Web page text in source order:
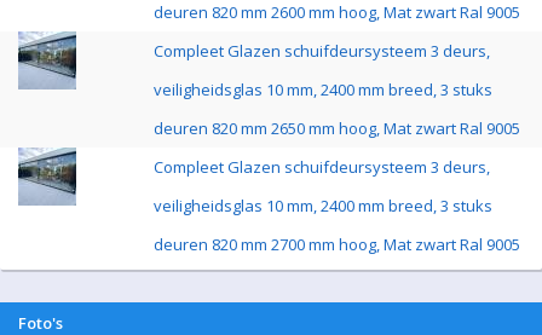
deuren 820 mm 2600 mm hoog, Mat zwart Ral 9005
Compleet Glazen schuifdeursysteem 3 deurs,
veiligheidsglas 10 mm, 2400 mm breed, 3 stuks
deuren 820 mm 2650 mm hoog, Mat zwart Ral 9005
Compleet Glazen schuifdeursysteem 3 deurs,
veiligheidsglas 10 mm, 2400 mm breed, 3 stuks
deuren 820 mm 2700 mm hoog, Mat zwart Ral 9005
Foto's